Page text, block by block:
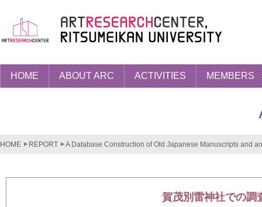
HOME ABOUT ARC ACTIVITIES MEMBERS
HOME REPORT A Database Construction of Old Japanese Manuscripts and
賀茂別雷神社での調